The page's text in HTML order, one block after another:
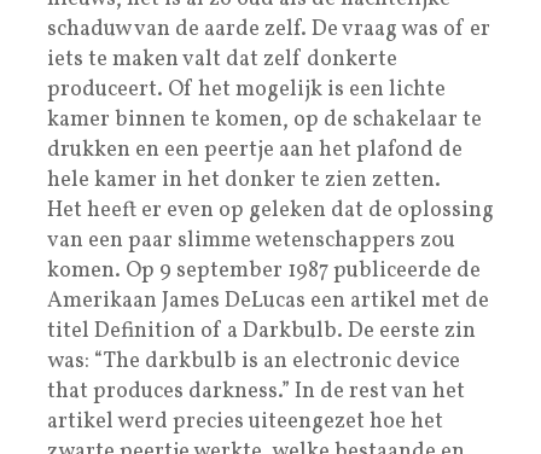
schaduw van de aarde zelf. De vraag was of er
iets te maken valt dat zelf donkerte
produceert. Of het mogelijk is een lichte
kamer binnen te komen, op de schakelaar te
drukken en een peertje aan het plafond de
hele kamer in het donker te zien zetten.
Het heeft er even op geleken dat de oplossing
van een paar slimme wetenschappers zou
komen. Op 9 september 1987 publiceerde de
Amerikaan James DeLucas een artikel met de
titel Definition of a Darkbulb. De eerste zin
was: “The darkbulb is an electronic device
that produces darkness.” In de rest van het
artikel werd precies uiteengezet hoe het